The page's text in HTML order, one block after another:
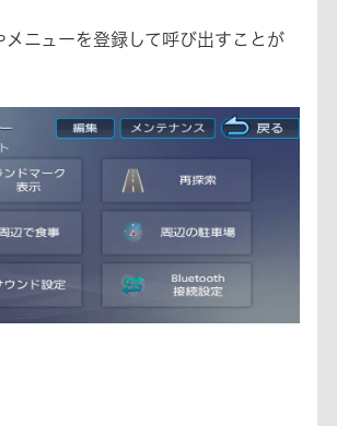
メニューを登録して呼び出すことが